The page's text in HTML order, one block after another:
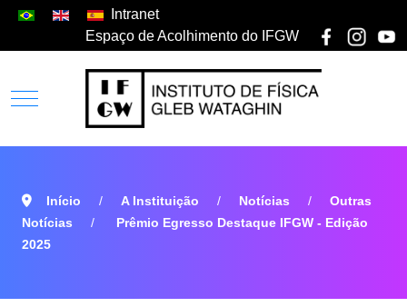
Intranet
Espaço de Acolhimento do IFGW
Início A Instituição Notícias
Outras
Notícias
Prêmio Egresso Destaque IFGW - Edição
2025